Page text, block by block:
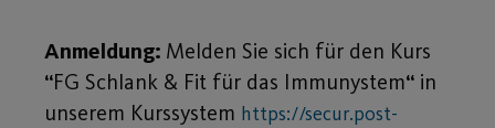
Anmeldung: Melden Sie sich für den Kurs
“FG Schlank & Fit für das Immunystem“ in
unserem Kurssystem https://secur.post-